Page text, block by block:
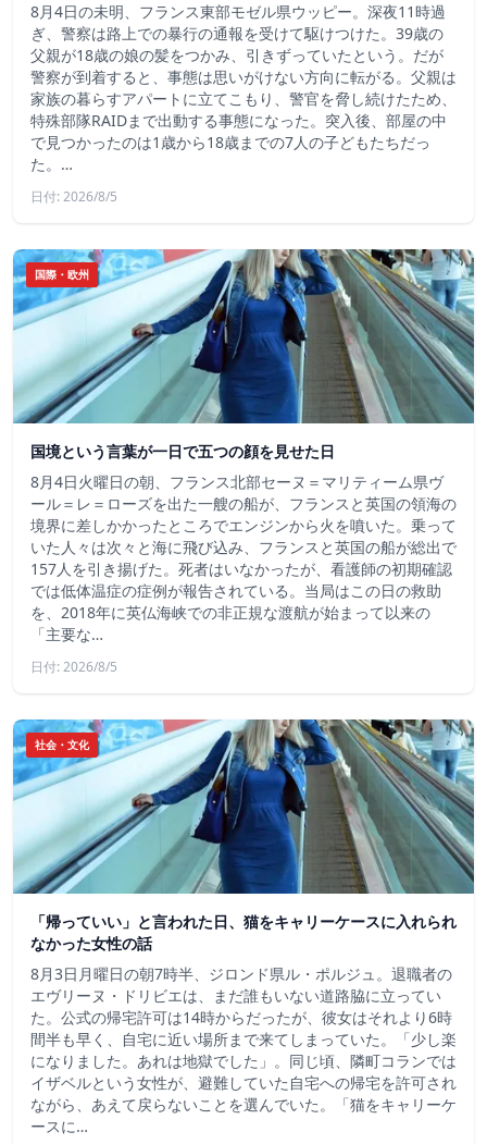
8月4日の未明、フランス東部モゼル県ウッピー。深夜11時過
ぎ、警察は路上での暴行の通報を受けて駆けつけた。39歳の
父親が18歳の娘の髪をつかみ、引きずっていたという。だが
警察が到着すると、事態は思いがけない方向に転がる。父親は
家族の暮らすアパートに立てこもり、警官を脅し続けたため、
特殊部隊RAIDまで出動する事態になった。突入後、部屋の中
で見つかったのは1歳から18歳までの7人の子どもたちだっ
た。…
日付: 2026/8/5
国際・欧州
国境という言葉が一日で五つの顔を見せた日
8月4日火曜日の朝、フランス北部セーヌ＝マリティーム県ヴ
ール＝レ＝ローズを出た一艘の船が、フランスと英国の領海の
境界に差しかかったところでエンジンから火を噴いた。乗って
いた人々は次々と海に飛び込み、フランスと英国の船が総出で
157人を引き揚げた。死者はいなかったが、看護師の初期確認
では低体温症の症例が報告されている。当局はこの日の救助
を、2018年に英仏海峡での非正規な渡航が始まって以来の
「主要な…
日付: 2026/8/5
社会・文化
「帰っていい」と言われた日、猫をキャリーケースに入れられ
なかった女性の話
8月3日月曜日の朝7時半、ジロンド県ル・ポルジュ。退職者の
エヴリーヌ・ドリビエは、まだ誰もいない道路脇に立ってい
た。公式の帰宅許可は14時からだったが、彼女はそれより6時
間半も早く、自宅に近い場所まで来てしまっていた。「少し楽
になりました。あれは地獄でした」。同じ頃、隣町コランでは
イザベルという女性が、避難していた自宅への帰宅を許可され
ながら、あえて戻らないことを選んでいた。「猫をキャリーケ
ースに…